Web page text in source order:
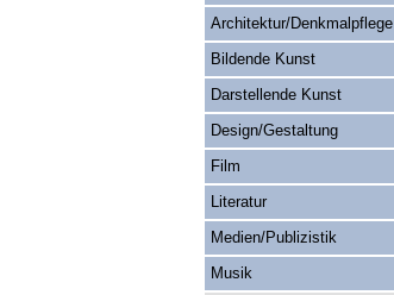
Architektur/Denkmalpflege
Bildende Kunst
Darstellende Kunst
Design/Gestaltung
Film
Literatur
Medien/Publizistik
Musik